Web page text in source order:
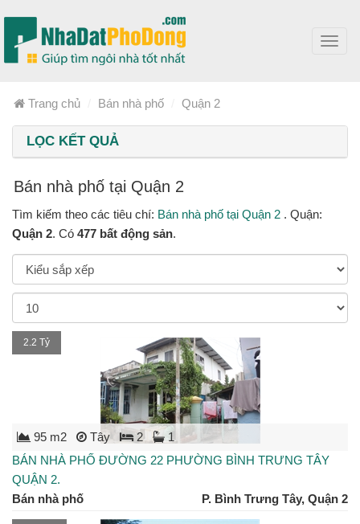
Trang chủ Bán nhà phố Quận 2
LỌC KẾT QUẢ
Bán nhà phố tại Quận 2
Tìm kiếm theo các tiêu chí: Bán nhà phố tại Quận 2 . Quận:
Quận 2. Có 477 bất động sản.
95 m2 Tây 2 1
2.2 Tỷ
BÁN NHÀ PHỐ ĐƯỜNG 22 PHƯỜNG BÌNH TRƯNG TÂY
QUẬN 2.
Bán nhà phố
P. Bình Trưng Tây, Quận 2